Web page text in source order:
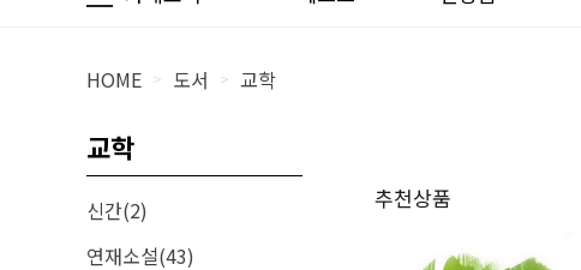
HOME > 도서 > 교학
교학
신간(2)
연재소설(43)
추천상품